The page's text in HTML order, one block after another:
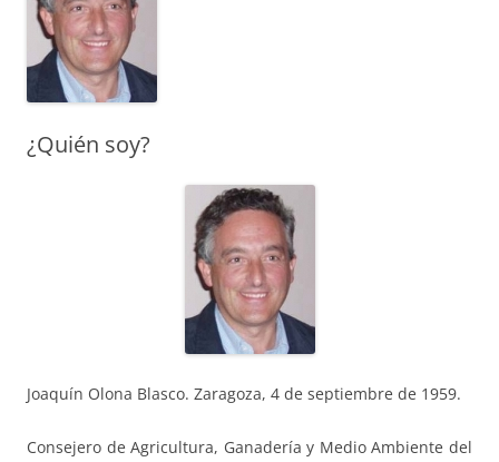
¿Quién soy?
Joaquín Olona Blasco. Zaragoza, 4 de septiembre de 1959.
Consejero de Agricultura, Ganadería y Medio Ambiente del